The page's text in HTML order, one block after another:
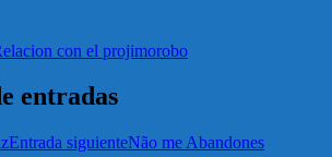
con el projimorobo
entradas
Entrada siguienteNão me Abandones